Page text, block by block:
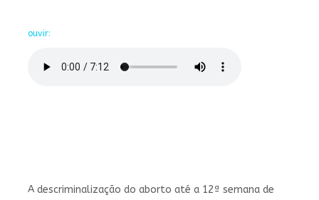
ouvir:
A descriminalização do aborto até a 12ª semana de